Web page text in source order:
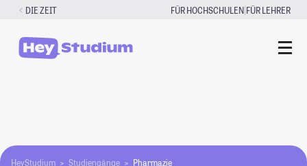
Zum
springen
DIE ZEIT FÜR HOCHSCHULEN|FÜR LEHRER
HeyStudium Studiengänge Pharmazie